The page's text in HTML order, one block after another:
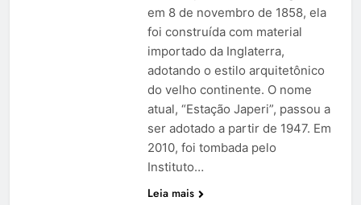
em 8 de novembro de 1858, ela
foi construída com material
importado da Inglaterra,
adotando o estilo arquitetônico
do velho continente. O nome
atual, “Estação Japeri”, passou a
ser adotado a partir de 1947. Em
2010, foi tombada pelo
Instituto…
Leia mais